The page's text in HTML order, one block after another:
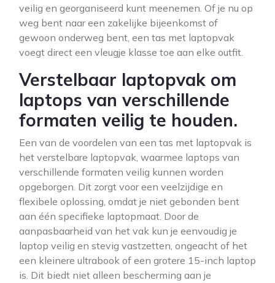
veilig en georganiseerd kunt meenemen. Of je nu op
weg bent naar een zakelijke bijeenkomst of
gewoon onderweg bent, een tas met laptopvak
voegt direct een vleugje klasse toe aan elke outfit.
Verstelbaar laptopvak om
laptops van verschillende
formaten veilig te houden.
Een van de voordelen van een tas met laptopvak is
het verstelbare laptopvak, waarmee laptops van
verschillende formaten veilig kunnen worden
opgeborgen. Dit zorgt voor een veelzijdige en
flexibele oplossing, omdat je niet gebonden bent
aan één specifieke laptopmaat. Door de
aanpasbaarheid van het vak kun je eenvoudig je
laptop veilig en stevig vastzetten, ongeacht of het
een kleinere ultrabook of een grotere 15-inch laptop
is. Dit biedt niet alleen bescherming aan je